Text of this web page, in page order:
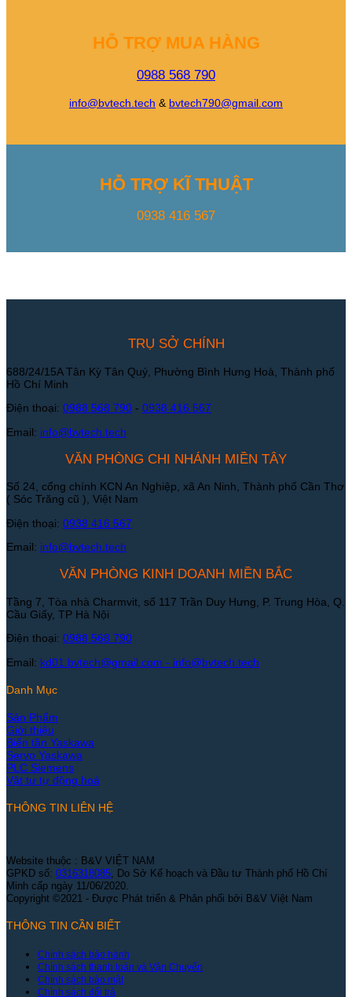
HỖ TRỢ MUA HÀNG
0988 568 790
info@bvtech.tech & bvtech790@gmail.com
HỖ TRỢ KĨ THUẬT
0938 416 567
TRỤ SỞ CHÍNH
688/24/15A Tân Kỳ Tân Quý, Phường Bình Hưng Hoà, Thành phố
Hồ Chí Minh
Điện thoại: 0988 568 790 - 0938 416 567
Email: info@bvtech.tech
VĂN PHÒNG CHI NHÁNH MIỀN TÂY
Số 24, cổng chính KCN An Nghiệp, xã An Ninh, Thành phố Cần Thơ
( Sóc Trăng cũ ), Việt Nam
Điện thoại: 0938 416 567
Email: info@bvtech.tech
VĂN PHÒNG KINH DOANH MIỀN BẮC
Tầng 7, Tòa nhà Charmvit, số 117 Trần Duy Hưng, P. Trung Hòa, Q.
Cầu Giấy, TP Hà Nội
Điện thoại: 0988 568 790
Email: kd01.bvtech@gmail.com - info@bvtech.tech
Danh Mục
Sản Phẩm
Giới thiệu
Biến tần Yaskawa
Servo Yaskawa
PLC Siemens
Vật tư tự động hoá
THÔNG TIN LIÊN HỆ
Website thuộc : B&V VIỆT NAM
GPKD số: 0316318085, Do Sở Kế hoạch và Đầu tư Thành phố Hồ Chí
Minh cấp ngày 11/06/2020.
Copyright ©2021 - Được Phát triển & Phân phối bởi B&V Việt Nam
THÔNG TIN CẦN BIẾT
Chính sách bảo hành
Chính sách thanh toán và Vận Chuyển
Chính sách bảo mật
Chính sách đổi trả